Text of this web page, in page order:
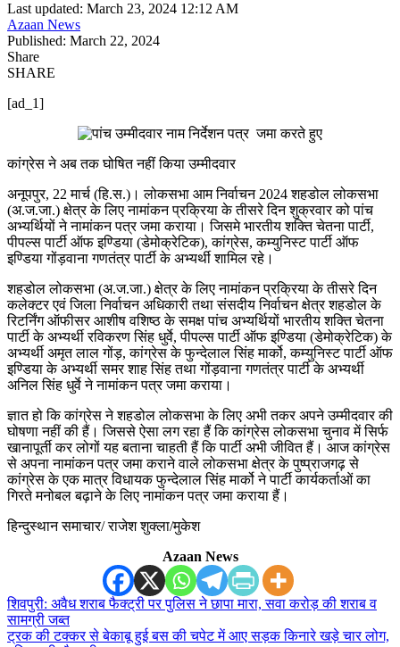
Last updated: March 23, 2024 12:12 AM
Azaan News
Published: March 22, 2024
Share
SHARE
[ad_1]
कांग्रेस ने अब तक घोषित नहीं किया उम्मीदवार
अनूपपुर, 22 मार्च (हि.स.)। लोकसभा आम निर्वाचन 2024 शहडोल लोकसभा
(अ.ज.जा.) क्षेत्र के लिए नामांकन प्रक्रिया के तीसरे दिन शुक्रवार को पांच
अभ्यर्थियों ने नामांकन पत्र जमा कराया। जिसमे भारतीय शक्ति चेतना पार्टी,
पीपल्स पार्टी ऑफ इण्डिया (डेमोक्रेटिक), कांग्रेस, कम्युनिस्ट पार्टी ऑफ
इण्डिया गोंड़वाना गणतंत्र पार्टी के अभ्यर्थी शामिल रहे।
शहडोल लोकसभा (अ.ज.जा.) क्षेत्र के लिए नामांकन प्रक्रिया के तीसरे दिन
कलेक्टर एवं जिला निर्वाचन अधिकारी तथा संसदीय निर्वाचन क्षेत्र शहडोल के
रिटर्निंग ऑफीसर आशीष वशिष्ठ के समक्ष पांच अभ्यर्थियों भारतीय शक्ति चेतना
पार्टी के अभ्यर्थी रविकरण सिंह धुर्वे, पीपल्स पार्टी ऑफ इण्डिया (डेमोक्रेटिक) के
अभ्यर्थी अमृत लाल गोंड़, कांग्रेस के फुन्देलाल सिंह मार्को, कम्युनिस्ट पार्टी ऑफ
इण्डिया के अभ्यर्थी समर शाह सिंह तथा गोंड़वाना गणतंत्र पार्टी के अभ्यर्थी
अनिल सिंह धुर्वे ने नामांकन पत्र जमा कराया।
ज्ञात हो कि कांग्रेस ने शहडोल लोकसभा के लिए अभी तकर अपने उम्मीदवार की
घोषणा नहीं की हैं। जिससे ऐसा लग रहा हैं कि कांग्रेस लोकसभा चुनाव में सिर्फ
खानापूर्ती कर लोगों यह बताना चाहती हैं कि पार्टी अभी जीवित हैं। आज कांग्रेस
से अपना नामांकन पत्र जमा कराने वाले लोकसभा क्षेत्र के पुष्प्राजगढ़ से
कांग्रेस के एक मात्र विधायक फुन्देलाल सिंह मार्को ने पार्टी कार्यकर्ताओं का
गिरते मनोबल बढ़ाने के लिए नामांकन पत्र जमा कराया हैं।
हिन्दुस्थान समाचार/ राजेश शुक्ला/मुकेश
Azaan News
शिवपुरी: अवैध शराब फैक्ट्री पर पुलिस ने छापा मारा, सवा करोड़ की शराब व
सामग्री जब्त
ट्रक की टक्कर से बेकाबू हुई बस की चपेट में आए सड़क किनारे खड़े चार लोग,